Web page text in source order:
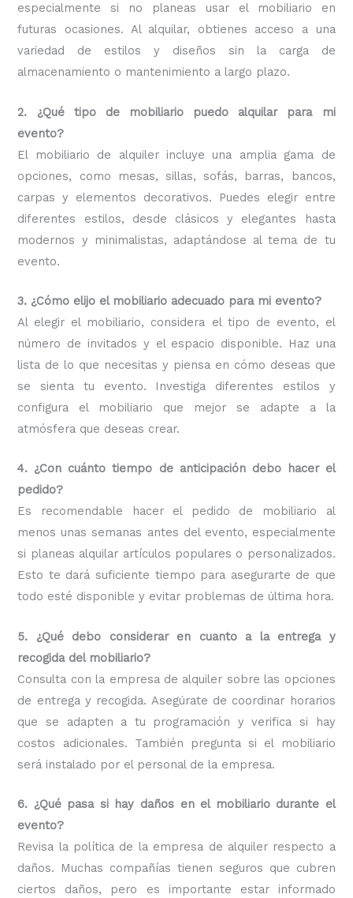
especialmente si no planeas usar el mobiliario en
futuras ocasiones. Al alquilar, obtienes acceso a una
variedad de estilos y diseños sin la carga de
almacenamiento o mantenimiento a largo plazo.
2. ¿Qué tipo de mobiliario puedo alquilar para mi
evento?
El mobiliario de alquiler incluye una amplia gama de
opciones, como mesas, sillas, sofás, barras, bancos,
carpas y elementos decorativos. Puedes elegir entre
diferentes estilos, desde clásicos y elegantes hasta
modernos y minimalistas, adaptándose al tema de tu
evento.
3. ¿Cómo elijo el mobiliario adecuado para mi evento?
Al elegir el mobiliario, considera el tipo de evento, el
número de invitados y el espacio disponible. Haz una
lista de lo que necesitas y piensa en cómo deseas que
se sienta tu evento. Investiga diferentes estilos y
configura el mobiliario que mejor se adapte a la
atmósfera que deseas crear.
4. ¿Con cuánto tiempo de anticipación debo hacer el
pedido?
Es recomendable hacer el pedido de mobiliario al
menos unas semanas antes del evento, especialmente
si planeas alquilar artículos populares o personalizados.
Esto te dará suficiente tiempo para asegurarte de que
todo esté disponible y evitar problemas de última hora.
5. ¿Qué debo considerar en cuanto a la entrega y
recogida del mobiliario?
Consulta con la empresa de alquiler sobre las opciones
de entrega y recogida. Asegúrate de coordinar horarios
que se adapten a tu programación y verifica si hay
costos adicionales. También pregunta si el mobiliario
será instalado por el personal de la empresa.
6. ¿Qué pasa si hay daños en el mobiliario durante el
evento?
Revisa la política de la empresa de alquiler respecto a
daños. Muchas compañías tienen seguros que cubren
ciertos daños, pero es importante estar informado